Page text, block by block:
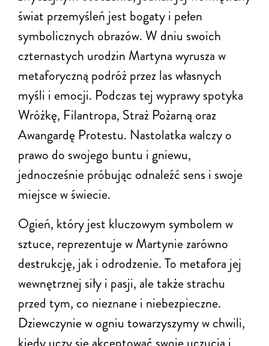
świat przemyśleń jest bogaty i pełen
symbolicznych obrazów. W dniu swoich
czternastych urodzin Martyna wyrusza w
metaforyczną podróż przez las własnych
myśli i emocji. Podczas tej wyprawy spotyka
Wróżkę, Filantropa, Straż Pożarną oraz
Awangardę Protestu. Nastolatka walczy o
prawo do swojego buntu i gniewu,
jednocześnie próbując odnaleźć sens i swoje
miejsce w świecie.
Ogień, który jest kluczowym symbolem w
sztuce, reprezentuje w Martynie zarówno
destrukcję, jak i odrodzenie. To metafora jej
wewnętrznej siły i pasji, ale także strachu
przed tym, co nieznane i niebezpieczne.
Dziewczynie w ogniu towarzyszymy w chwili,